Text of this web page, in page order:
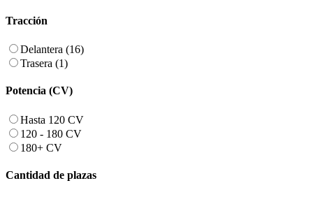
Tracción
Delantera (16)
Trasera (1)
Potencia (CV)
Hasta 120 CV
120 - 180 CV
180+ CV
Cantidad de plazas